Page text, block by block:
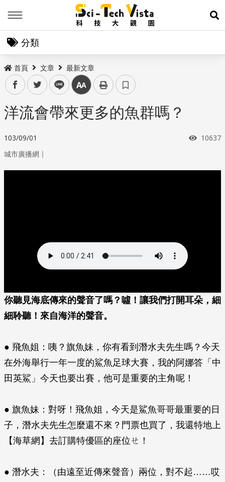
展
分類
首頁 文章 最新文章
facebooktwitter line 中
洋流會帶來更多的魚群嗎？
103/09/01 瀏覽次
10637
城市廣播網 ｜
你聽見海底傳來的聲音了嗎？噓！讓我們打開耳朵，細
細聆聽！來自海洋的聲音。
● 飛魚姐：咦？旗魚妹，你有看到潛水夫先生嗎？今天
在外海舉行一年一度的鯊魚足球大賽，我的阿娜答「中
田英鯊」今天也要出賽，他可是重要的主角呢！
● 旗魚妹：對呀！飛魚姐，今天是鯊魚哥哥最重要的日
子，潛水夫先生怎麼還不來？門票也買了，我還特地上
【海草網】去訂購特優區的座位ㄝ！
● 潛水夫：（由遠至近傳來聲音）兩位，對不起……哎